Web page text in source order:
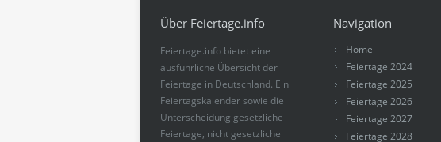
Über Feiertage.info
Feiertage.info bietet eine
ausführliche Übersicht der
Feiertage in Deutschland. Ein
Feiertagskalender sowie die
Unterscheidung gesetzliche
Feiertage, nicht gesetzliche
Navigation
Home
Feiertage 2024
Feiertage 2025
Feiertage 2026
Feiertage 2027
Feiertage 2028